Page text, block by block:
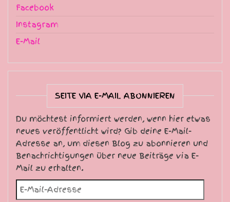
Facebook
Instagram
E-Mail
SEITE VIA E-MAIL ABONNIEREN
Du möchtest informiert werden, wenn hier etwas
neues veröffentlicht wird? Gib deine E-Mail-
Adresse an, um diesen Blog zu abonnieren und
Benachrichtigungen über neue Beiträge via E-
Mail zu erhalten.
E-Mail-Adresse